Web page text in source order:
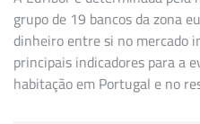
grupo de 19 bancos da zona
dinheiro entre si no mercado
principais indicadores para a
habitação em Portugal e no